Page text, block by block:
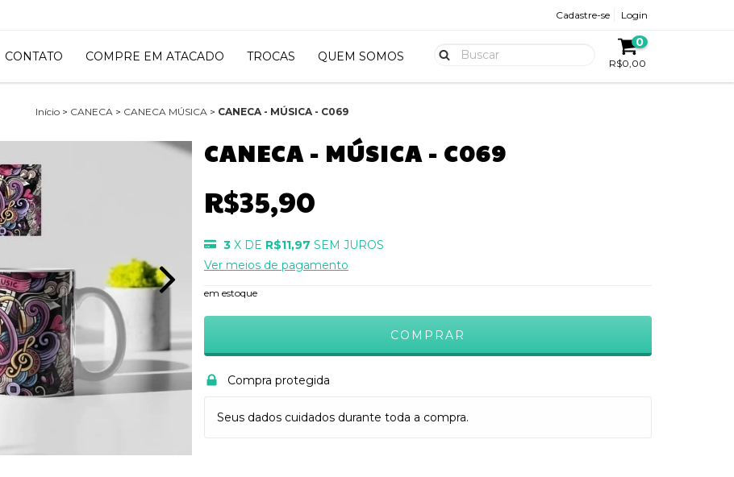
Cadastre-se Login
CONTATO COMPRE EM ATACADO TROCAS QUEM SOMOS
0
R$0,00
Início > CANECA > CANECA MÚSICA > CANECA - MÚSICA - C069
CANECA - MÚSICA - C069
R$35,90
3 X DE R$11,97 SEM JUROS
Ver meios de pagamento
em estoque
Compra protegida
Seus dados cuidados durante toda a compra.